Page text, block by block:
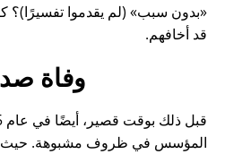
بدون سبب
(لم يقدموا تفسيرًا)؟
قد أخافهم.
وفاة
المؤسس في ظروف مشبوهة. حيث